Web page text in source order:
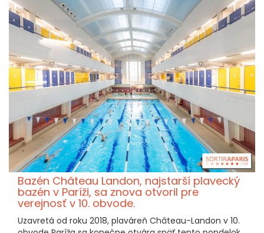
Bazén Château Landon, najstarší plavecký
bazén v Paríži, sa znova otvoril pre
verejnosť v 10. obvode.
Uzavretá od roku 2018, plaváreň Château-Landon v 10.